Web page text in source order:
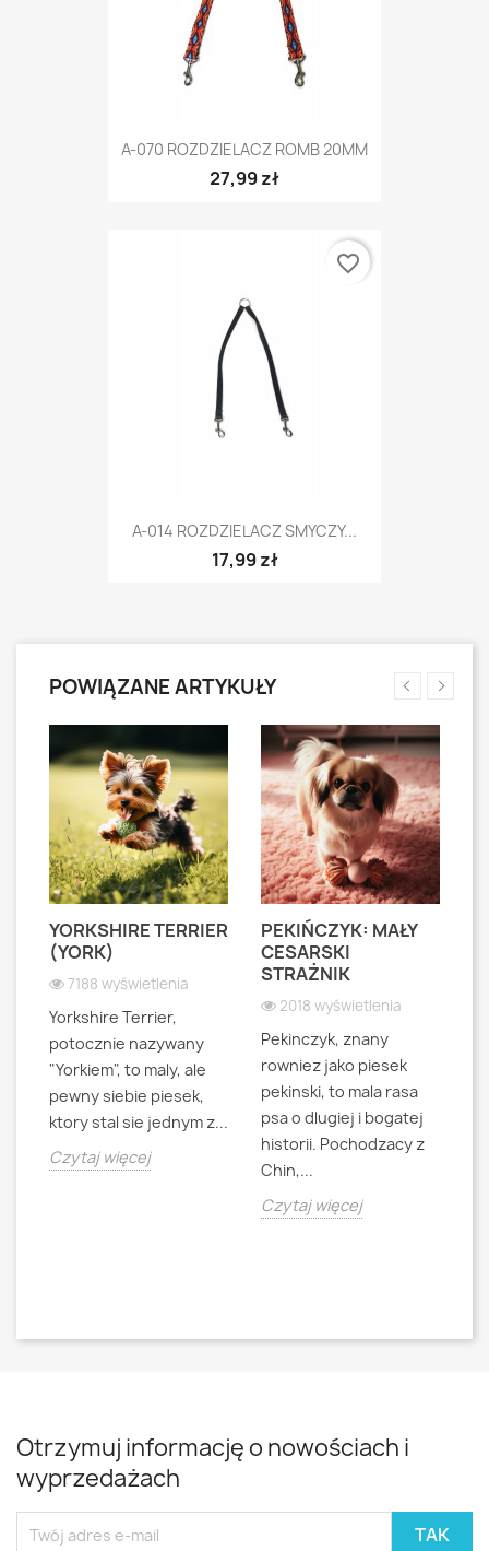
A-070 ROZDZIELACZ ROMB 20MM
27,99 zł
A-014 ROZDZIELACZ SMYCZY...
17,99 zł
favorite_border
POWIĄZANE ARTYKUŁY
YORKSHIRE TERRIER
(YORK)
7188 wyświetlenia
Yorkshire Terrier,
potocznie nazywany
"Yorkiem", to maly, ale
pewny siebie piesek,
ktory stal sie jednym z...
Czytaj więcej
PEKIŃCZYK: MAŁY
CESARSKI
STRAŻNIK
2018 wyświetlenia
Pekinczyk, znany
rowniez jako piesek
pekinski, to mala rasa
psa o dlugiej i bogatej
historii. Pochodzacy z
Chin,...
Czytaj więcej
Otrzymuj informację o nowościach i
wyprzedażach